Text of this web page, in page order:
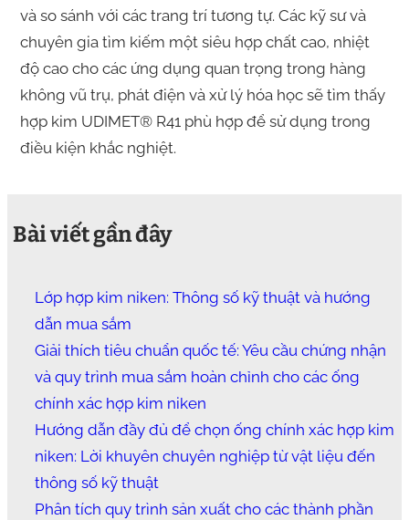
và so sánh với các trang trí tương tự. Các kỹ sư và
chuyên gia tìm kiếm một siêu hợp chất cao, nhiệt
độ cao cho các ứng dụng quan trọng trong hàng
không vũ trụ, phát điện và xử lý hóa học sẽ tìm thấy
hợp kim UDIMET® R41 phù hợp để sử dụng trong
điều kiện khắc nghiệt.
Bài viết gần đây
Lớp hợp kim niken: Thông số kỹ thuật và hướng
dẫn mua sắm
Giải thích tiêu chuẩn quốc tế: Yêu cầu chứng nhận
và quy trình mua sắm hoàn chỉnh cho các ống
chính xác hợp kim niken
Hướng dẫn đầy đủ để chọn ống chính xác hợp kim
niken: Lời khuyên chuyên nghiệp từ vật liệu đến
thông số kỹ thuật
Phân tích quy trình sản xuất cho các thành phần